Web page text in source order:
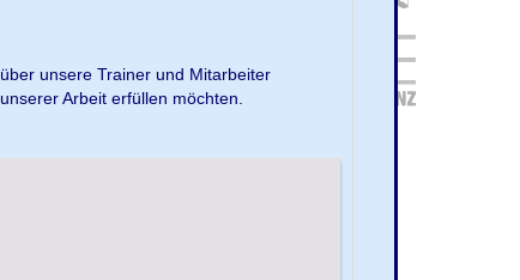
unsere Trainer und Mitarbeiter
Arbeit erfüllen möchten.